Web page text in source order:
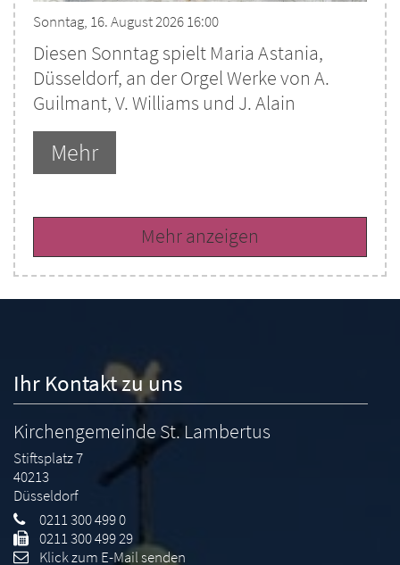
Sonntag, 16. August 2026 16:00
Diesen Sonntag spielt Maria Astania,
Düsseldorf, an der Orgel Werke von A.
Guilmant, V. Williams und J. Alain
Mehr
Mehr anzeigen
Ihr Kontakt zu uns
Kirchengemeinde St. Lambertus
Stiftsplatz 7
40213
Düsseldorf
0211 300 499 0
0211 300 499 29
Klick zum E-Mail senden